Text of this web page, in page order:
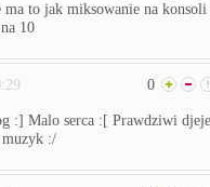
to jak miksowanie na konsoli
10
0
:] Malo serca :[ Prawdziwi djeje
muzyk :/